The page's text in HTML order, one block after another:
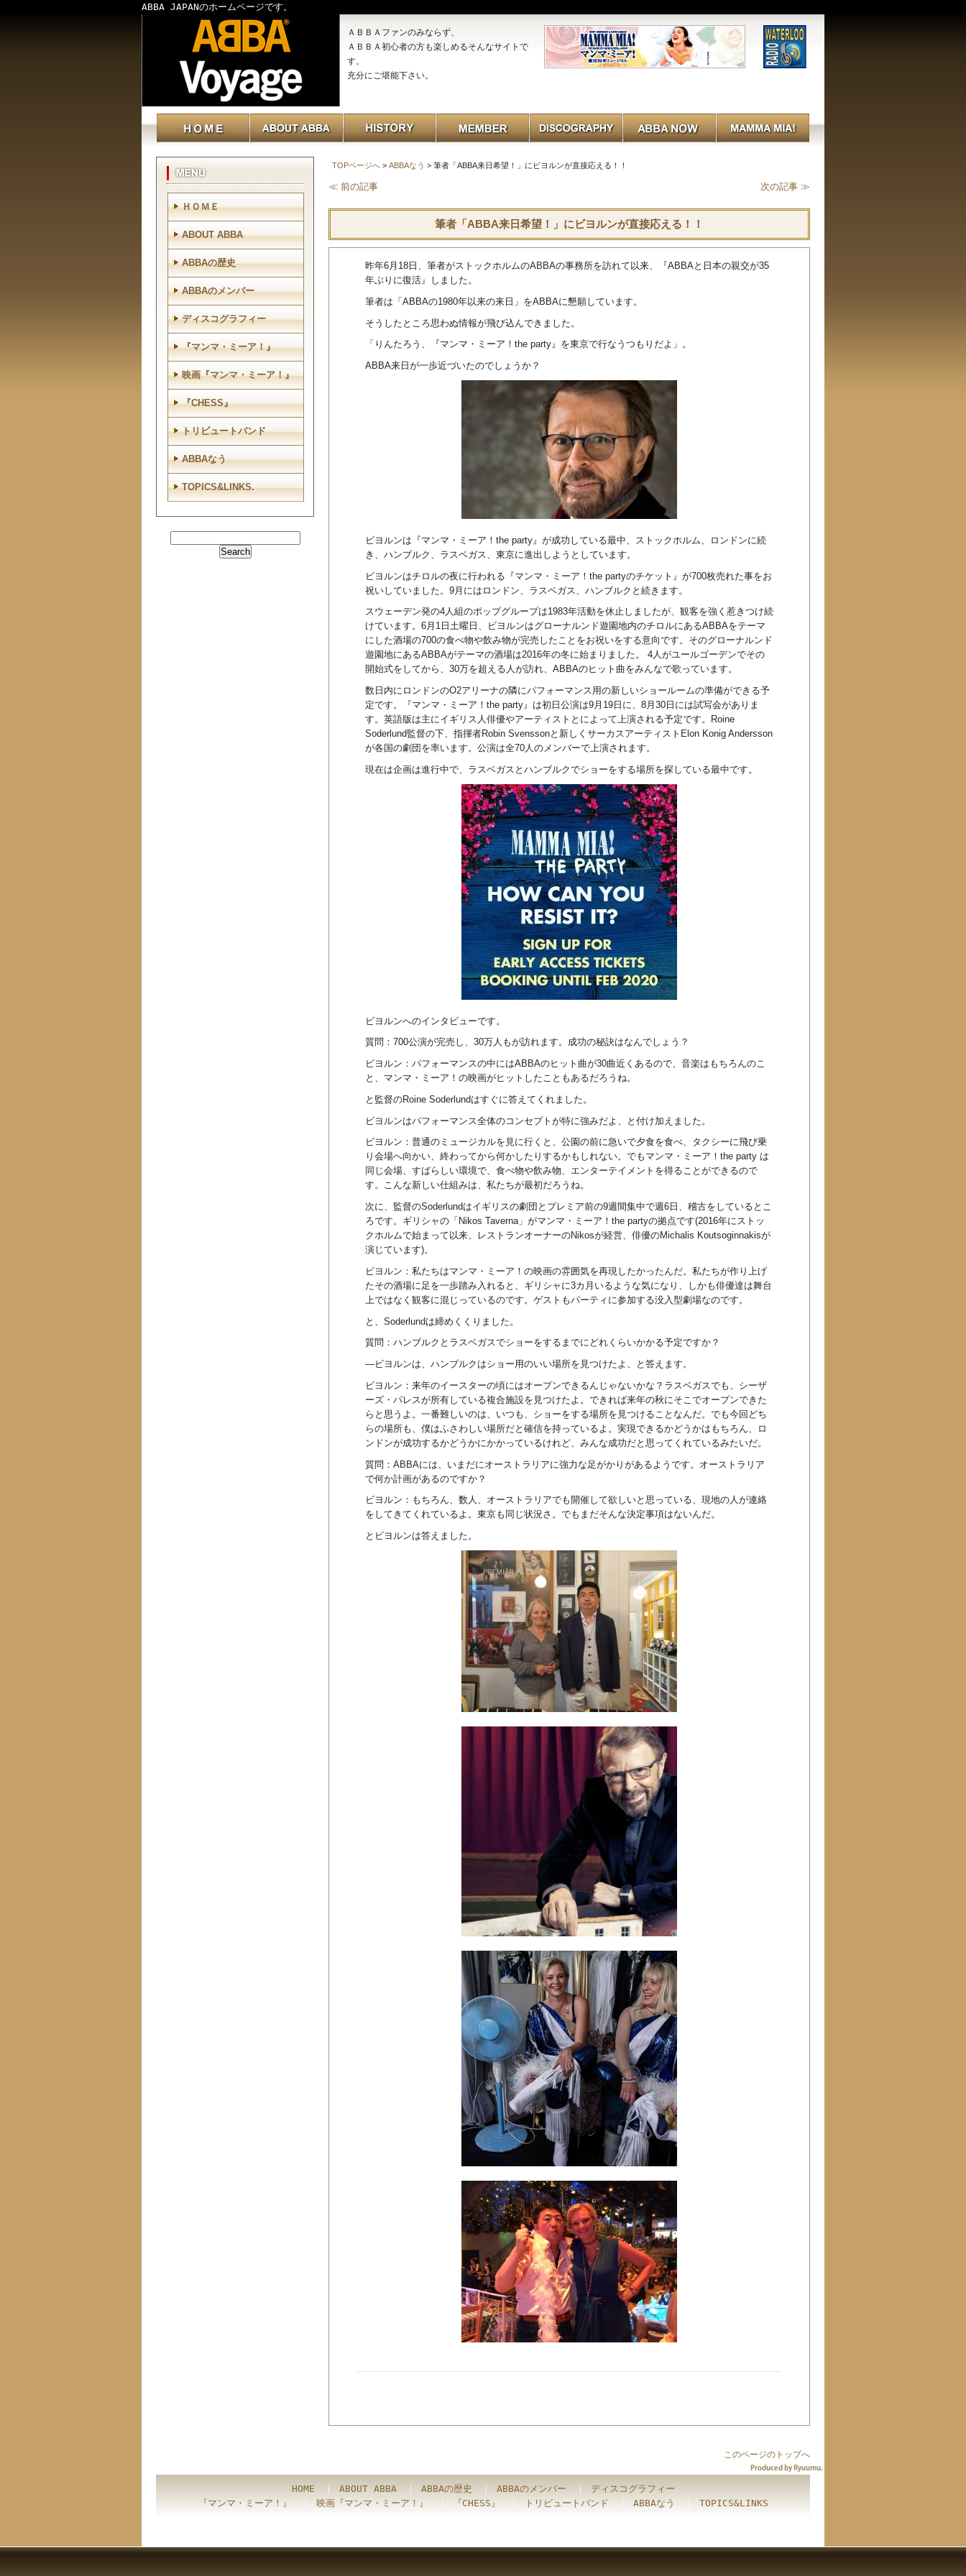
ABBA JAPANのホームページです。
ＡＢＢＡファンのみならず、
ＡＢＢＡ初心者の方も楽しめるそんなサイトで
す。
充分にご堪能下さい。
TOPページへ > ABBAなう > 筆者「ABBA来日希望！」にビヨルンが直接応える！！
≪ 前の記事 次の記事 ≫
筆者「ABBA来日希望！」にビヨルンが直接応える！！
昨年6月18日、筆者がストックホルムのABBAの事務所を訪れて以来、『ABBAと日本の親交が35
年ぶりに復活』しました。
筆者は「ABBAの1980年以来の来日」をABBAに懇願しています。
そうしたところ思わぬ情報が飛び込んできました。
「りんたろう、『マンマ・ミーア！the party』を東京で行なうつもりだよ」。
ABBA来日が一歩近づいたのでしょうか？
ビヨルンは『マンマ・ミーア！the party』が成功している最中、ストックホルム、ロンドンに続
き、ハンブルク、ラスベガス、東京に進出しようとしています。
ビヨルンはチロルの夜に行われる『マンマ・ミーア！the partyのチケット』が700枚売れた事をお
祝いしていました。9月にはロンドン、ラスベガス、ハンブルクと続きます。
スウェーデン発の4人組のポップグループは1983年活動を休止しましたが、観客を強く惹きつけ続
けています。6月1日土曜日、ビヨルンはグローナルンド遊園地内のチロルにあるABBAをテーマ
にした酒場の700の食べ物や飲み物が完売したことをお祝いをする意向です。そのグローナルンド
遊園地にあるABBAがテーマの酒場は2016年の冬に始まりました。 4人がユールゴーデンでその
開始式をしてから、30万を超える人が訪れ、ABBAのヒット曲をみんなで歌っています。
数日内にロンドンのO2アリーナの隣にパフォーマンス用の新しいショールームの準備ができる予
定です。『マンマ・ミーア！the party』は初日公演は9月19日に、8月30日には試写会がありま
す。英語版は主にイギリス人俳優やアーティストとによって上演される予定です。Roine
Soderlund監督の下、指揮者Robin Svenssonと新しくサーカスアーティストElon Konig Andersson
が各国の劇団を率います。公演は全70人のメンバーで上演されます。
現在は企画は進行中で、ラスベガスとハンブルクでショーをする場所を探している最中です。
ビヨルンへのインタビューです。
質問：700公演が完売し、30万人もが訪れます。成功の秘訣はなんでしょう？
ビヨルン：パフォーマンスの中にはABBAのヒット曲が30曲近くあるので、音楽はもちろんのこ
と、マンマ・ミーア！の映画がヒットしたこともあるだろうね。
と監督のRoine Soderlundはすぐに答えてくれました。
ビヨルンはパフォーマンス全体のコンセプトが特に強みだよ、と付け加えました。
ビヨルン：普通のミュージカルを見に行くと、公園の前に急いで夕食を食べ、タクシーに飛び乗
り会場へ向かい、終わってから何かしたりするかもしれない。でもマンマ・ミーア！the party は
同じ会場、すばらしい環境で、食べ物や飲み物、エンターテイメントを得ることができるので
す。こんな新しい仕組みは、私たちが最初だろうね。
次に、監督のSoderlundはイギリスの劇団とプレミア前の9週間集中で週6日、稽古をしているとこ
ろです。ギリシャの「Nikos Taverna」がマンマ・ミーア！the partyの拠点です(2016年にストッ
クホルムで始まって以来、レストランオーナーのNikosが経営、俳優のMichalis Koutsoginnakisが
演じています)。
ビヨルン：私たちはマンマ・ミーア！の映画の雰囲気を再現したかったんだ。私たちが作り上げ
たその酒場に足を一歩踏み入れると、ギリシャに3カ月いるような気になり、しかも俳優達は舞台
上ではなく観客に混じっているのです。ゲストもパーティに参加する没入型劇場なのです。
と、Soderlundは締めくくりました。
質問：ハンブルクとラスベガスでショーをするまでにどれくらいかかる予定ですか？
―ビヨルンは、ハンブルクはショー用のいい場所を見つけたよ、と答えます。
ビヨルン：来年のイースターの頃にはオープンできるんじゃないかな？ラスベガスでも、シーザ
ーズ・パレスが所有している複合施設を見つけたよ。できれば来年の秋にそこでオープンできた
らと思うよ。一番難しいのは、いつも、ショーをする場所を見つけることなんだ。でも今回どち
らの場所も、僕はふさわしい場所だと確信を持っているよ。実現できるかどうかはもちろん、ロ
ンドンが成功するかどうかにかかっているけれど、みんな成功だと思ってくれているみたいだ。
質問：ABBAには、いまだにオーストラリアに強力な足がかりがあるようです。オーストラリア
で何か計画があるのですか？
ビヨルン：もちろん、数人、オーストラリアでも開催して欲しいと思っている、現地の人が連絡
をしてきてくれているよ。東京も同じ状況さ。でもまだそんな決定事項はないんだ。
とビヨルンは答えました。
このページのトップへ
ＨＯＭＥ
ABOUT ABBA
ABBAの歴史
ABBAのメンバー
ディスコグラフィー
『マンマ・ミーア！』
映画『マンマ・ミーア！』
『CHESS』
トリビュートバンド
ABBAなう
TOPICS&LINKS.
HOME ABOUT ABBA｜ ABBAの歴史 ABBAのメンバー
ディスコグラフィー
『マンマ・ミーア！』
映画『マンマ・ミーア！』 『CHESS』 トリビュートバンド ABBAなう TOPICS&LINKS